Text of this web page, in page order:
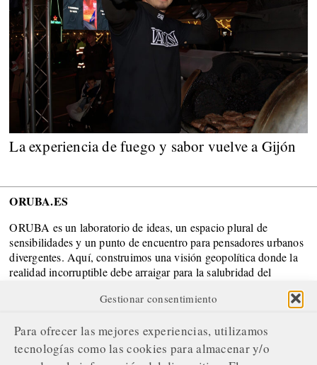
Gestionar consentimiento
Para ofrecer las mejores experiencias, utilizamos
tecnologías como las cookies para almacenar y/o
La experiencia de fuego y sabor vuelve a Gijón
ORUBA.ES
ORUBA es un laboratorio de ideas, un espacio plural de
sensibilidades y un punto de encuentro para pensadores urbanos
divergentes. Aquí, construimos una visión geopolítica donde la
realidad incorruptible debe arraigar para la salubridad del
¿Quiénes somos?